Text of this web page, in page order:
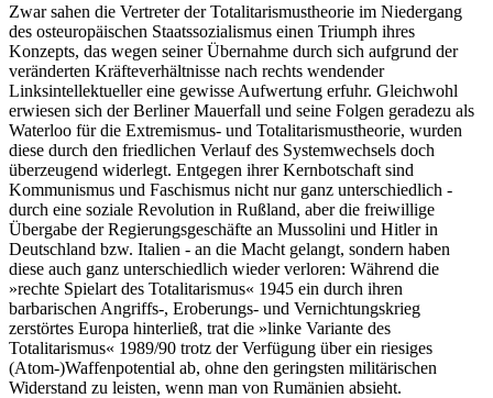
Zwar sahen die Vertreter der Totalitarismustheorie im Niedergang
des osteuropäischen Staatssozialismus einen Triumph ihres
Konzepts, das wegen seiner Übernahme durch sich aufgrund der
veränderten Kräfteverhältnisse nach rechts wendender
Linksintellektueller eine gewisse Aufwertung erfuhr. Gleichwohl
erwiesen sich der Berliner Mauerfall und seine Folgen geradezu als
Waterloo für die Extremismus- und Totalitarismustheorie, wurden
diese durch den friedlichen Verlauf des Systemwechsels doch
überzeugend widerlegt. Entgegen ihrer Kernbotschaft sind
Kommunismus und Faschismus nicht nur ganz unterschiedlich -
durch eine soziale Revolution in Rußland, aber die freiwillige
Übergabe der Regierungsgeschäfte an Mussolini und Hitler in
Deutschland bzw. Italien - an die Macht gelangt, sondern haben
diese auch ganz unterschiedlich wieder verloren: Während die
»rechte Spielart des Totalitarismus« 1945 ein durch ihren
barbarischen Angriffs-, Eroberungs- und Vernichtungskrieg
zerstörtes Europa hinterließ, trat die »linke Variante des
Totalitarismus« 1989/90 trotz der Verfügung über ein riesiges
(Atom-)Waffenpotential ab, ohne den geringsten militärischen
Widerstand zu leisten, wenn man von Rumänien absieht.